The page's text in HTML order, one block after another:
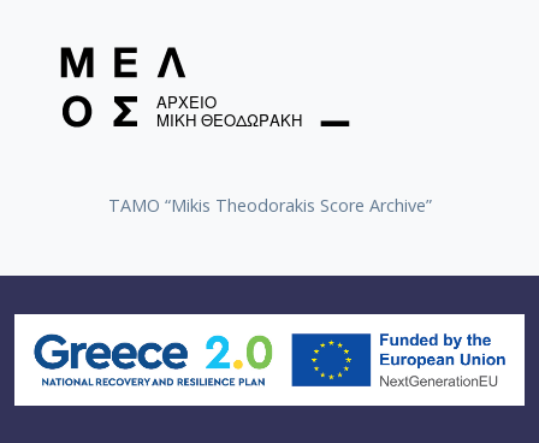
TAMO “Mikis Theodorakis Score Archive”